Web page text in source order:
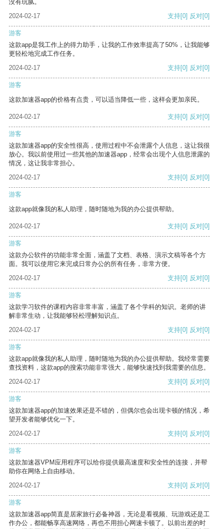
没有玩腻。
2024-02-17
支持[0] 反对[0]
游客
这款app是我工作上的得力助手，让我的工作效率提高了50%，让我能够
更轻松地完成工作任务。
2024-02-17
支持[0] 反对[0]
游客
这款加速器app的价格有点贵，可以适当降低一些，这样会更加亲民。
2024-02-17 支持[0] 反对[0]
游客
这款加速器app的安全性很高，使用过程中不会泄露个人信息，这让我很
放心。我以前使用过一些其他的加速器app，经常会出现个人信息泄露的
情况，这让我非常担心。
2024-02-17
支持[0] 反对[0]
游客
这款app就像我的私人助理，随时随地为我的办公提供帮助。
2024-02-17 支持[0] 反对[0]
游客
这款办公软件的功能非常全面，涵盖了文档、表格、演示文稿等各个方
面。我可以使用它来完成日常办公的所有任务，非常方便。
2024-02-17
支持[0] 反对[0]
游客
这款学习软件的课程内容非常丰富，涵盖了各个学科的知识。老师的讲
解非常生动，让我能够轻松理解知识点。
2024-02-17
支持[0] 反对[0]
游客
这款app就像我的私人助理，随时随地为我的办公提供帮助。我经常需要
查找资料，这款app的搜索功能非常强大，能够快速找到我需要的信息。
2024-02-17
支持[0] 反对[0]
游客
这款加速器app的加速效果还是不错的，但偶尔也会出现卡顿的情况，希
望开发者能够优化一下。
2024-02-17
支持[0] 反对[0]
游客
这款加速器VPM应用程序可以给你提供最高速度和安全性的连接，并帮
助你在网络上自由移动。
2024-02-17
支持[0] 反对[0]
游客
这款加速器app简直是居家旅行必备神器，无论是看视频、玩游戏还是工
作办公，都能畅享高速网络，再也不用担心网速卡顿了。以前出差的时